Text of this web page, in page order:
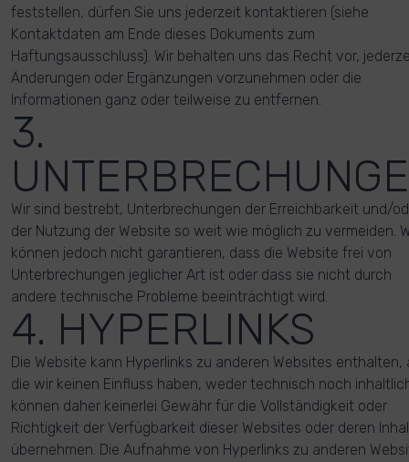
feststellen, dürfen Sie uns jederzeit kontaktieren (siehe
Kontaktdaten am Ende dieses Dokuments zum
Haftungsausschluss). Wir behalten uns das Recht vor,
Änderungen oder Ergänzungen vorzunehmen oder die
Informationen ganz oder teilweise zu entfernen.
3.
Wir sind bestrebt, Unterbrechungen der Erreichbarkeit und/
der Nutzung der Website so weit wie möglich zu vermeiden.
können jedoch nicht garantieren, dass die Website frei von
Unterbrechungen jeglicher Art ist oder dass sie nicht durch
andere technische Probleme beeinträchtigt wird.
4. HYPERLINKS
Die Website kann Hyperlinks zu anderen Websites enthalten,
die wir keinen Einfluss haben, weder technisch noch
können daher keinerlei Gewähr für die Vollständigkeit oder
Richtigkeit der Verfügbarkeit dieser Websites oder deren
übernehmen. Die Aufnahme von Hyperlinks zu anderen